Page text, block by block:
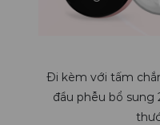
Đi kèm với tấm
đầu phễu bổ sung